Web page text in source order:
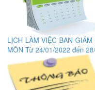
LỊCH LÀM VIỆC BAN
MÔN Từ 24/01/2022 đến